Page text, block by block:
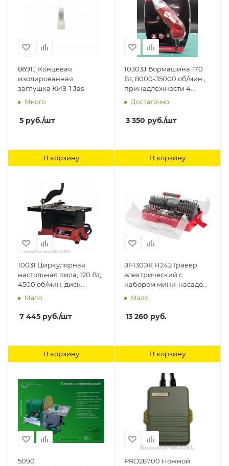
8691J Концевая
изолированная
заглушка КИЗ-1 Jas
Много
5 руб./шт
В корзину
10303J Бормашина 170
Вт, 8000-35000 об/мин.,
принадлежности 4
пред., блистер Jas
Достаточно
3 350 руб./шт
В корзину
10031 Циркулярная
настольная пила, 120 Вт,
4500 об/мин, диск
100мм Jas
Мало
7 445 руб./шт
В корзину
ЗГ-130ЭК H242 Гравер
электрический с
набором мини-насадок
в кейсе, 242 предмета
Мало
13 260 руб.
В корзину
5090
PRO28700 Ножной